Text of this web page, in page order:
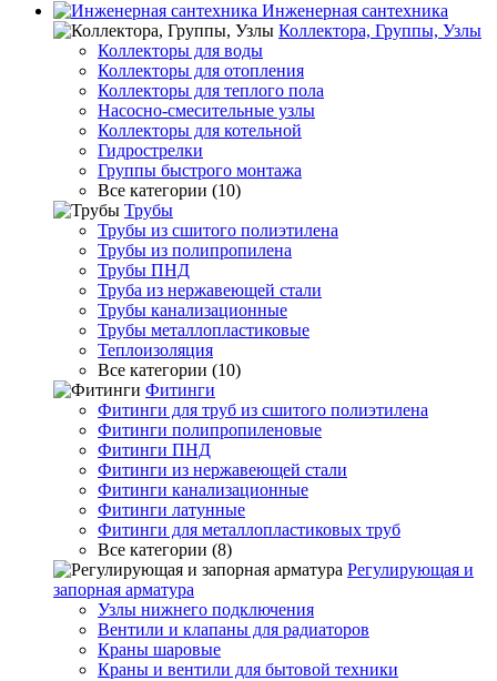
Инженерная сантехника
Коллектора, Группы, Узлы
Коллекторы для воды
Коллекторы для отопления
Коллекторы для теплого пола
Насосно-смесительные узлы
Коллекторы для котельной
Гидрострелки
Группы быстрого монтажа
Все категории (10)
Трубы
Трубы из сшитого полиэтилена
Трубы из полипропилена
Трубы ПНД
Труба из нержавеющей стали
Трубы канализационные
Трубы металлопластиковые
Теплоизоляция
Все категории (10)
Фитинги
Фитинги для труб из сшитого полиэтилена
Фитинги полипропиленовые
Фитинги ПНД
Фитинги из нержавеющей стали
Фитинги канализационные
Фитинги латунные
Фитинги для металлопластиковых труб
Все категории (8)
Регулирующая и
запорная арматура
Узлы нижнего подключения
Вентили и клапаны для радиаторов
Краны шаровые
Краны и вентили для бытовой техники